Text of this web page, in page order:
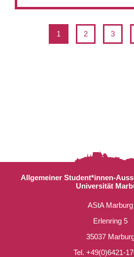
1 2 3
Allgemeiner Student*innen-
Universität
AStA Marburg
Erlenring 5
35037
Tel. +49(0)6421-